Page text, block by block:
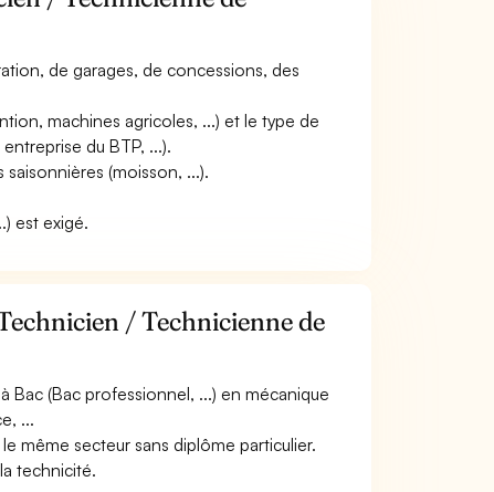
de garages, de concessions, des
machines agricoles, ...) et le type de
du BTP, ...).
(moisson, ...).
est exigé.
/ Technicienne de
Bac (Bac professionnel, ...) en mécanique
...
même secteur sans diplôme particulier.
technicité.